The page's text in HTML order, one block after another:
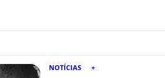
NOTÍCIAS